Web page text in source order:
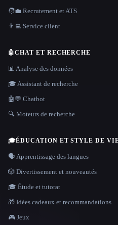
🧑‍💼 Recrutement et ATS
👨‍💻 Service client
🤖CHAT ET RECHERCHE
📊 Analyse des données
🎓 Assistant de recherche
🤖💬 Chatbot
🔍 Moteurs de recherche
🎓ÉDUCATION ET STYLE DE
🗣️ Apprentissage des langues
🎲 Divertissement et nouveautés
🎓 Étude et tutorat
🎁 Idées cadeaux et recommandations
🎮 Jeux